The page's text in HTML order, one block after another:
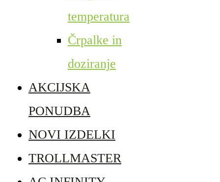
temperatura
Črpalke in
doziranje
AKCIJSKA
PONUDBA
NOVI IZDELKI
TROLLMASTER